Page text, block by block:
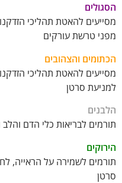
הסגולים
מסייעים להאטת תהליכי
מפני טרשת עורקים
הכתומים והצהובים
מסייעים להאטת תהליכי
למניעת סרטן
הלבנים
תורמים לבריאות כלי הדם והלב
הירוקים
תורמים לשמירה על הראייה,
סרטן